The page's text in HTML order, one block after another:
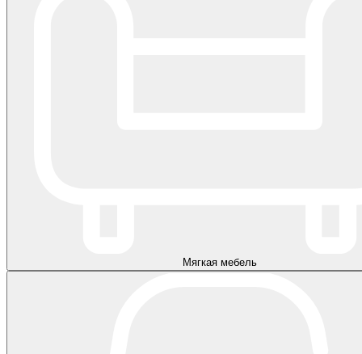
Мягкая мебель